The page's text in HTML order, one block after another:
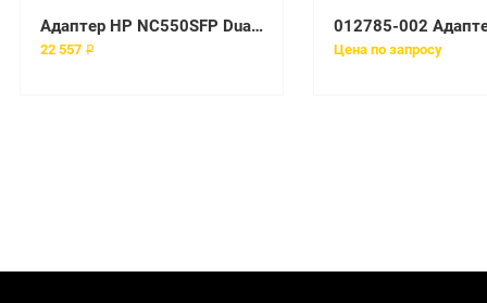
Адаптер HP NC550SFP Dual Port 10GbE Server Adapter [581201-B21]
22 557 ₽ Цена по запросу